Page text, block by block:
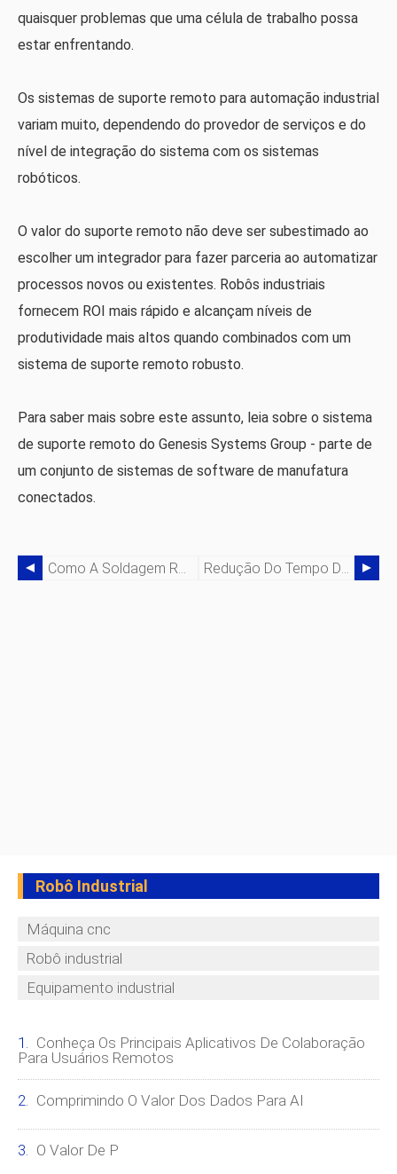
quaisquer problemas que uma célula de trabalho possa
estar enfrentando.
Os sistemas de suporte remoto para automação industrial
variam muito, dependendo do provedor de serviços e do
nível de integração do sistema com os sistemas
robóticos.
O valor do suporte remoto não deve ser subestimado ao
escolher um integrador para fazer parceria ao automatizar
processos novos ou existentes. Robôs industriais
fornecem ROI mais rápido e alcançam níveis de
produtividade mais altos quando combinados com um
sistema de suporte remoto robusto.
Para saber mais sobre este assunto, leia sobre o sistema
de suporte remoto do Genesis Systems Group - parte de
um conjunto de sistemas de software de manufatura
conectados.
Como A Soldagem Robótica Cria Produtividade Para Fabricantes De Grandes Peças De Transporte Redução Do Tempo De Ciclo Para Manutenção De Máquinas Com Robôs Industriais
Robô Industrial
Máquina cnc
Robô industrial
Equipamento industrial
Conheça Os Principais Aplicativos De Colaboração
Para Usuários Remotos
Comprimindo O Valor Dos Dados Para AI
O Valor De P